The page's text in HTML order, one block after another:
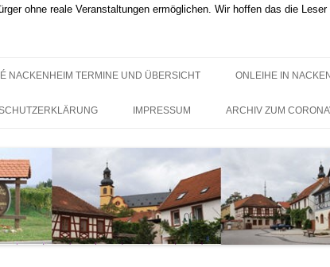
ohne reale Veranstaltungen ermöglichen. Wir hoffen das die
Inhalt
NACKENHEIM TERMINE UND ÜBERSICHT ONLEIHE IN
IMPRESSUM ARCHIV ZUM